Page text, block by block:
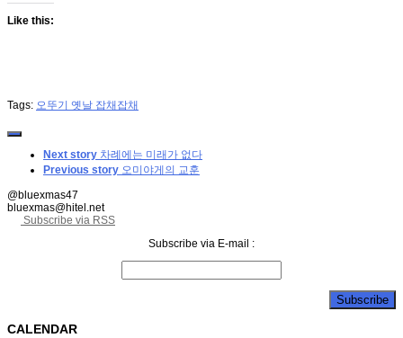
Like this:
Tags: 오뚜기 옛날 잡채 잡채
Next story 차례에는 미래가 없다
Previous story 오미야게의 교훈
@bluexmas47
bluexmas@hitel.net
Subscribe via RSS
Subscribe via E-mail :
CALENDAR